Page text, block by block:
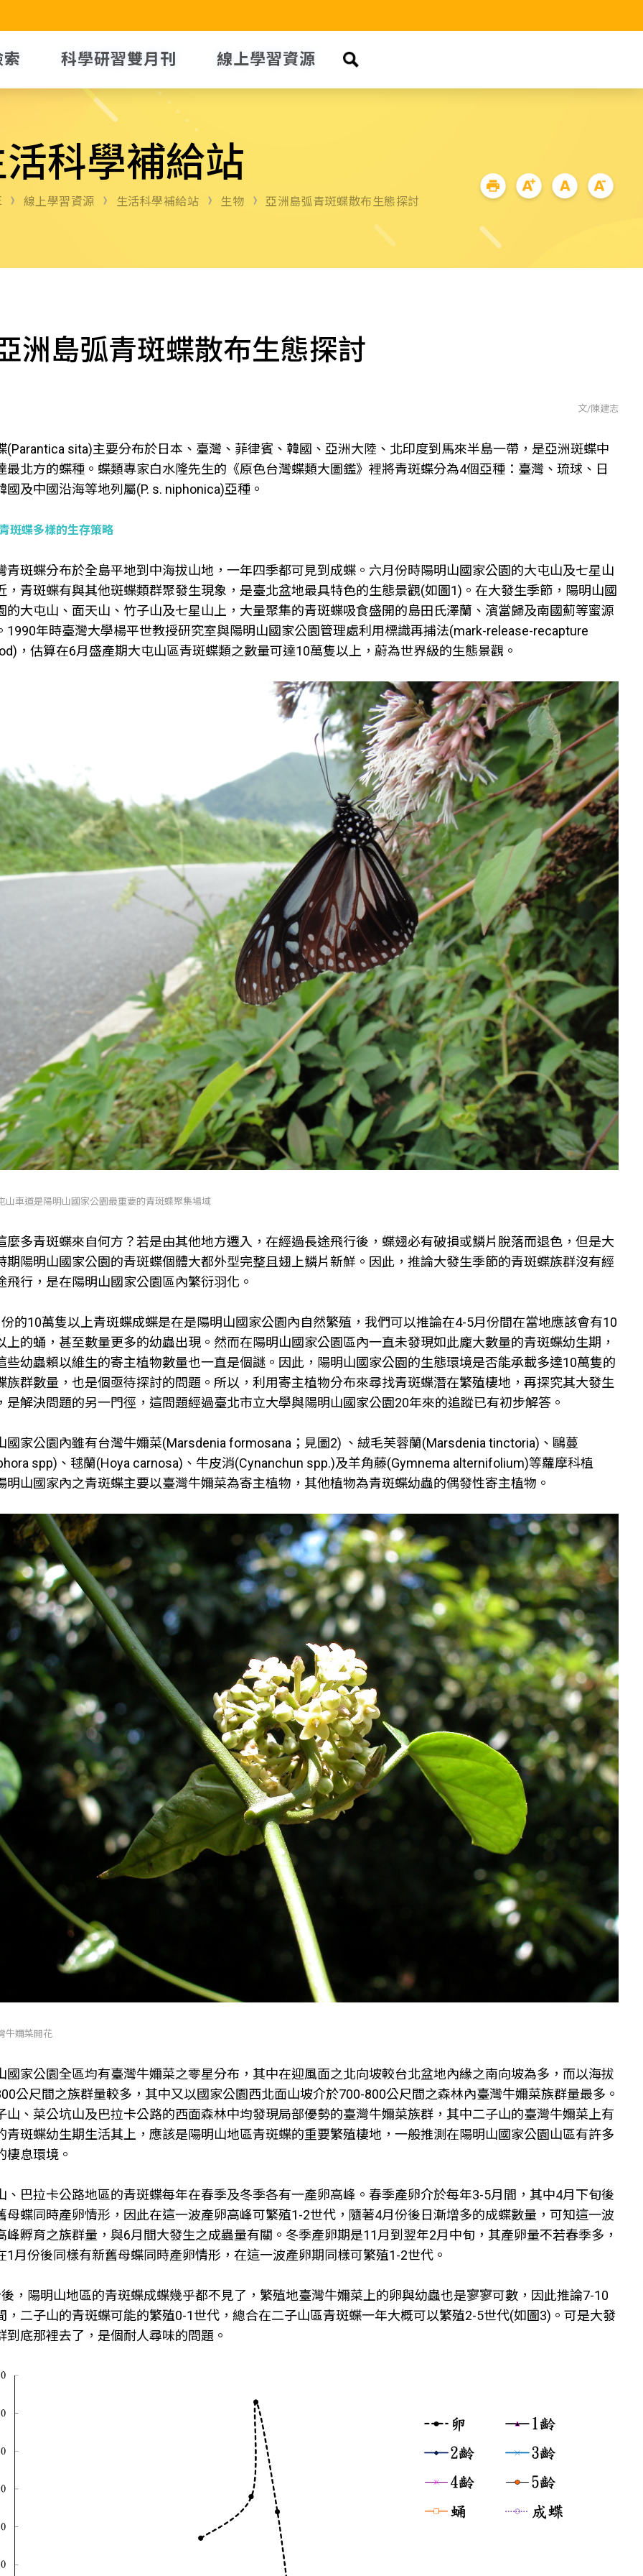
科學研習雙月刊 線上學習資源
科學補給站
線上學習資源 生活科學補給站 生物 亞洲島弧青斑蝶散布生態探討
洲島弧青斑蝶散布生態探討
文/陳建志
(Parantica sita)主要分布於日本、臺灣、菲律賓、韓國、亞洲大陸、北印度到馬來半島一帶，是亞洲斑蝶中
最北方的蝶種。蝶類專家白水隆先生的《原色台灣蝶類大圖鑑》裡將青斑蝶分為4個亞種：臺灣、琉球、日
國及中國沿海等地列屬(P. s. niphonica)亞種。
斑蝶多樣的生存策略
青斑蝶分布於全島平地到中海拔山地，一年四季都可見到成蝶。六月份時陽明山國家公園的大屯山及七星山
，青斑蝶有與其他斑蝶類群聚發生現象，是臺北盆地最具特色的生態景觀(如圖1)。在大發生季節，陽明山國
的大屯山、面天山、竹子山及七星山上，大量聚集的青斑蝶吸食盛開的島田氏澤蘭、濱當歸及南國薊等蜜源
1990年時臺灣大學楊平世教授研究室與陽明山國家公園管理處利用標識再捕法(mark-release-recapture
，估算在6月盛產期大屯山區青斑蝶類之數量可達10萬隻以上，蔚為世界級的生態景觀。
山車道是陽明山國家公園最重要的青斑蝶聚集場域
麼多青斑蝶來自何方？若是由其他地方遷入，在經過長途飛行後，蝶翅必有破損或鱗片脫落而退色，但是大
期陽明山國家公園的青斑蝶個體大都外型完整且翅上鱗片新鮮。因此，推論大發生季節的青斑蝶族群沒有經
飛行，是在陽明山國家公園區內繁衍羽化。
的10萬隻以上青斑蝶成蝶是在是陽明山國家公園內自然繁殖，我們可以推論在4-5月份間在當地應該會有10
上的蛹，甚至數量更多的幼蟲出現。然而在陽明山國家公園區內一直未發現如此龐大數量的青斑蝶幼生期，
些幼蟲賴以維生的寄主植物數量也一直是個謎。因此，陽明山國家公園的生態環境是否能承載多達10萬隻的
族群數量，也是個亟待探討的問題。所以，利用寄主植物分布來尋找青斑蝶潛在繁殖棲地，再探究其大發生
是解決問題的另一門徑，這問題經過臺北市立大學與陽明山國家公園20年來的追蹤已有初步解答。
國家公園內雖有台灣牛嬭菜(Marsdenia formosana；見圖2) 、絨毛芙蓉蘭(Marsdenia tinctoria)、鷗蔓
spp)、毬蘭(Hoya carnosa)、牛皮消(Cynanchun spp.)及羊角藤(Gymnema alternifolium)等蘿摩科植
明山國家內之青斑蝶主要以臺灣牛嬭菜為寄主植物，其他植物為青斑蝶幼蟲的偶發性寄主植物。
牛嬭菜開花
國家公園全區均有臺灣牛嬭菜之零星分布，其中在迎風面之北向坡較台北盆地內緣之南向坡為多，而以海拔
公尺間之族群量較多，其中又以國家公園西北面山坡介於700-800公尺間之森林內臺灣牛嬭菜族群量最多。
山、菜公坑山及巴拉卡公路的西面森林中均發現局部優勢的臺灣牛嬭菜族群，其中二子山的臺灣牛嬭菜上有
青斑蝶幼生期生活其上，應該是陽明山地區青斑蝶的重要繁殖棲地，一般推測在陽明山國家公園山區有許多
棲息環境。
、巴拉卡公路地區的青斑蝶每年在春季及冬季各有一產卵高峰。春季產卵介於每年3-5月間，其中4月下旬後
母蝶同時產卵情形，因此在這一波產卵高峰可繁殖1-2世代，隨著4月份後日漸增多的成蝶數量，可知這一波
峰孵育之族群量，與6月間大發生之成蟲量有關。冬季產卵期是11月到翌年2月中旬，其產卵量不若春季多，
1月份後同樣有新舊母蝶同時產卵情形，在這一波產卵期同樣可繁殖1-2世代。
，陽明山地區的青斑蝶成蝶幾乎都不見了，繁殖地臺灣牛嬭菜上的卵與幼蟲也是寥寥可數，因此推論7-10
，二子山的青斑蝶可能的繁殖0-1世代，總合在二子山區青斑蝶一年大概可以繁殖2-5世代(如圖3)。可是大發
到底那裡去了，是個耐人尋味的問題。